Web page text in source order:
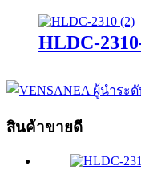
HLDC-
สินค้าขายดี